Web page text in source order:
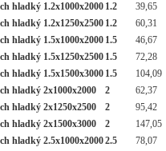
hladký 1.2x1000x2000 1.2 39,65
hladký 1.2x1250x2500 1.2 60,31
hladký 1.5x1000x2000 1.5 46,67
hladký 1.5x1250x2500 1.5 72,28
hladký 1.5x1500x3000 1.5 104,09
hladký 2x1000x2000
2 62,37
hladký 2x1250x2500
2 95,42
hladký 2x1500x3000
2 147,05
hladký 2.5x1000x20002.5 78,07